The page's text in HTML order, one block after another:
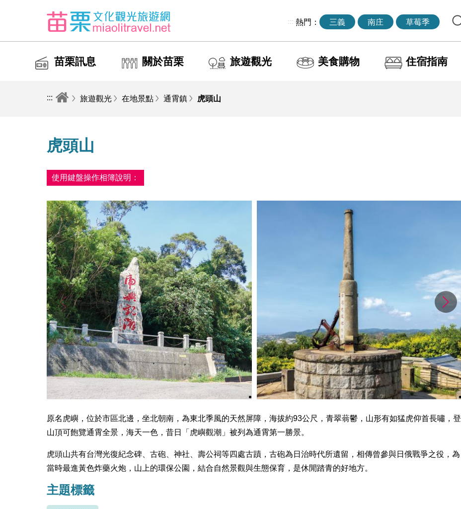
::: 熱門： 三義 南庄 草莓季
苗栗訊息 關於苗栗 旅遊觀光 美食購物 住宿指南
::: 旅遊觀光 在地景點 通霄鎮 虎頭山
虎頭山
使用鍵盤操作相簿說明：
原名虎嶼，位於市區北邊，坐北朝南，為東北季風的天然屏障，海拔約93公尺，青翠蓊鬱，山形有如猛虎仰首長嘯，登
山頂可飽覽通霄全景，海天一色，昔日「虎嶼觀潮」被列為通霄第一勝景。
虎頭山共有台灣光復紀念碑、古砲、神社、壽公祠等四處古蹟，古砲為日治時代所遺留，相傳曾參與日俄戰爭之役，為
當時最進黃色炸藥火炮，山上的環保公園，結合自然景觀與生態保育，是休閒踏青的好地方。
主題標籤